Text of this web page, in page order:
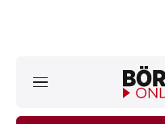
ktuelle